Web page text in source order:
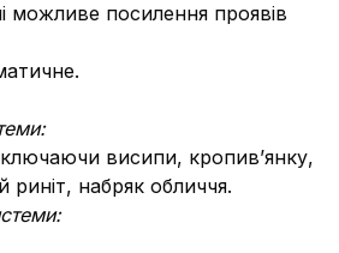
можливе посилення проявів
включаючи висипи, кропив’янку,
риніт, набряк обличчя.